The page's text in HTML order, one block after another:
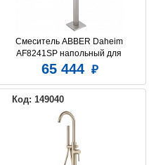
Смеситель ABBER Daheim
AF8241SP напольный для
раковины, сатин
65 444
Код: 149040